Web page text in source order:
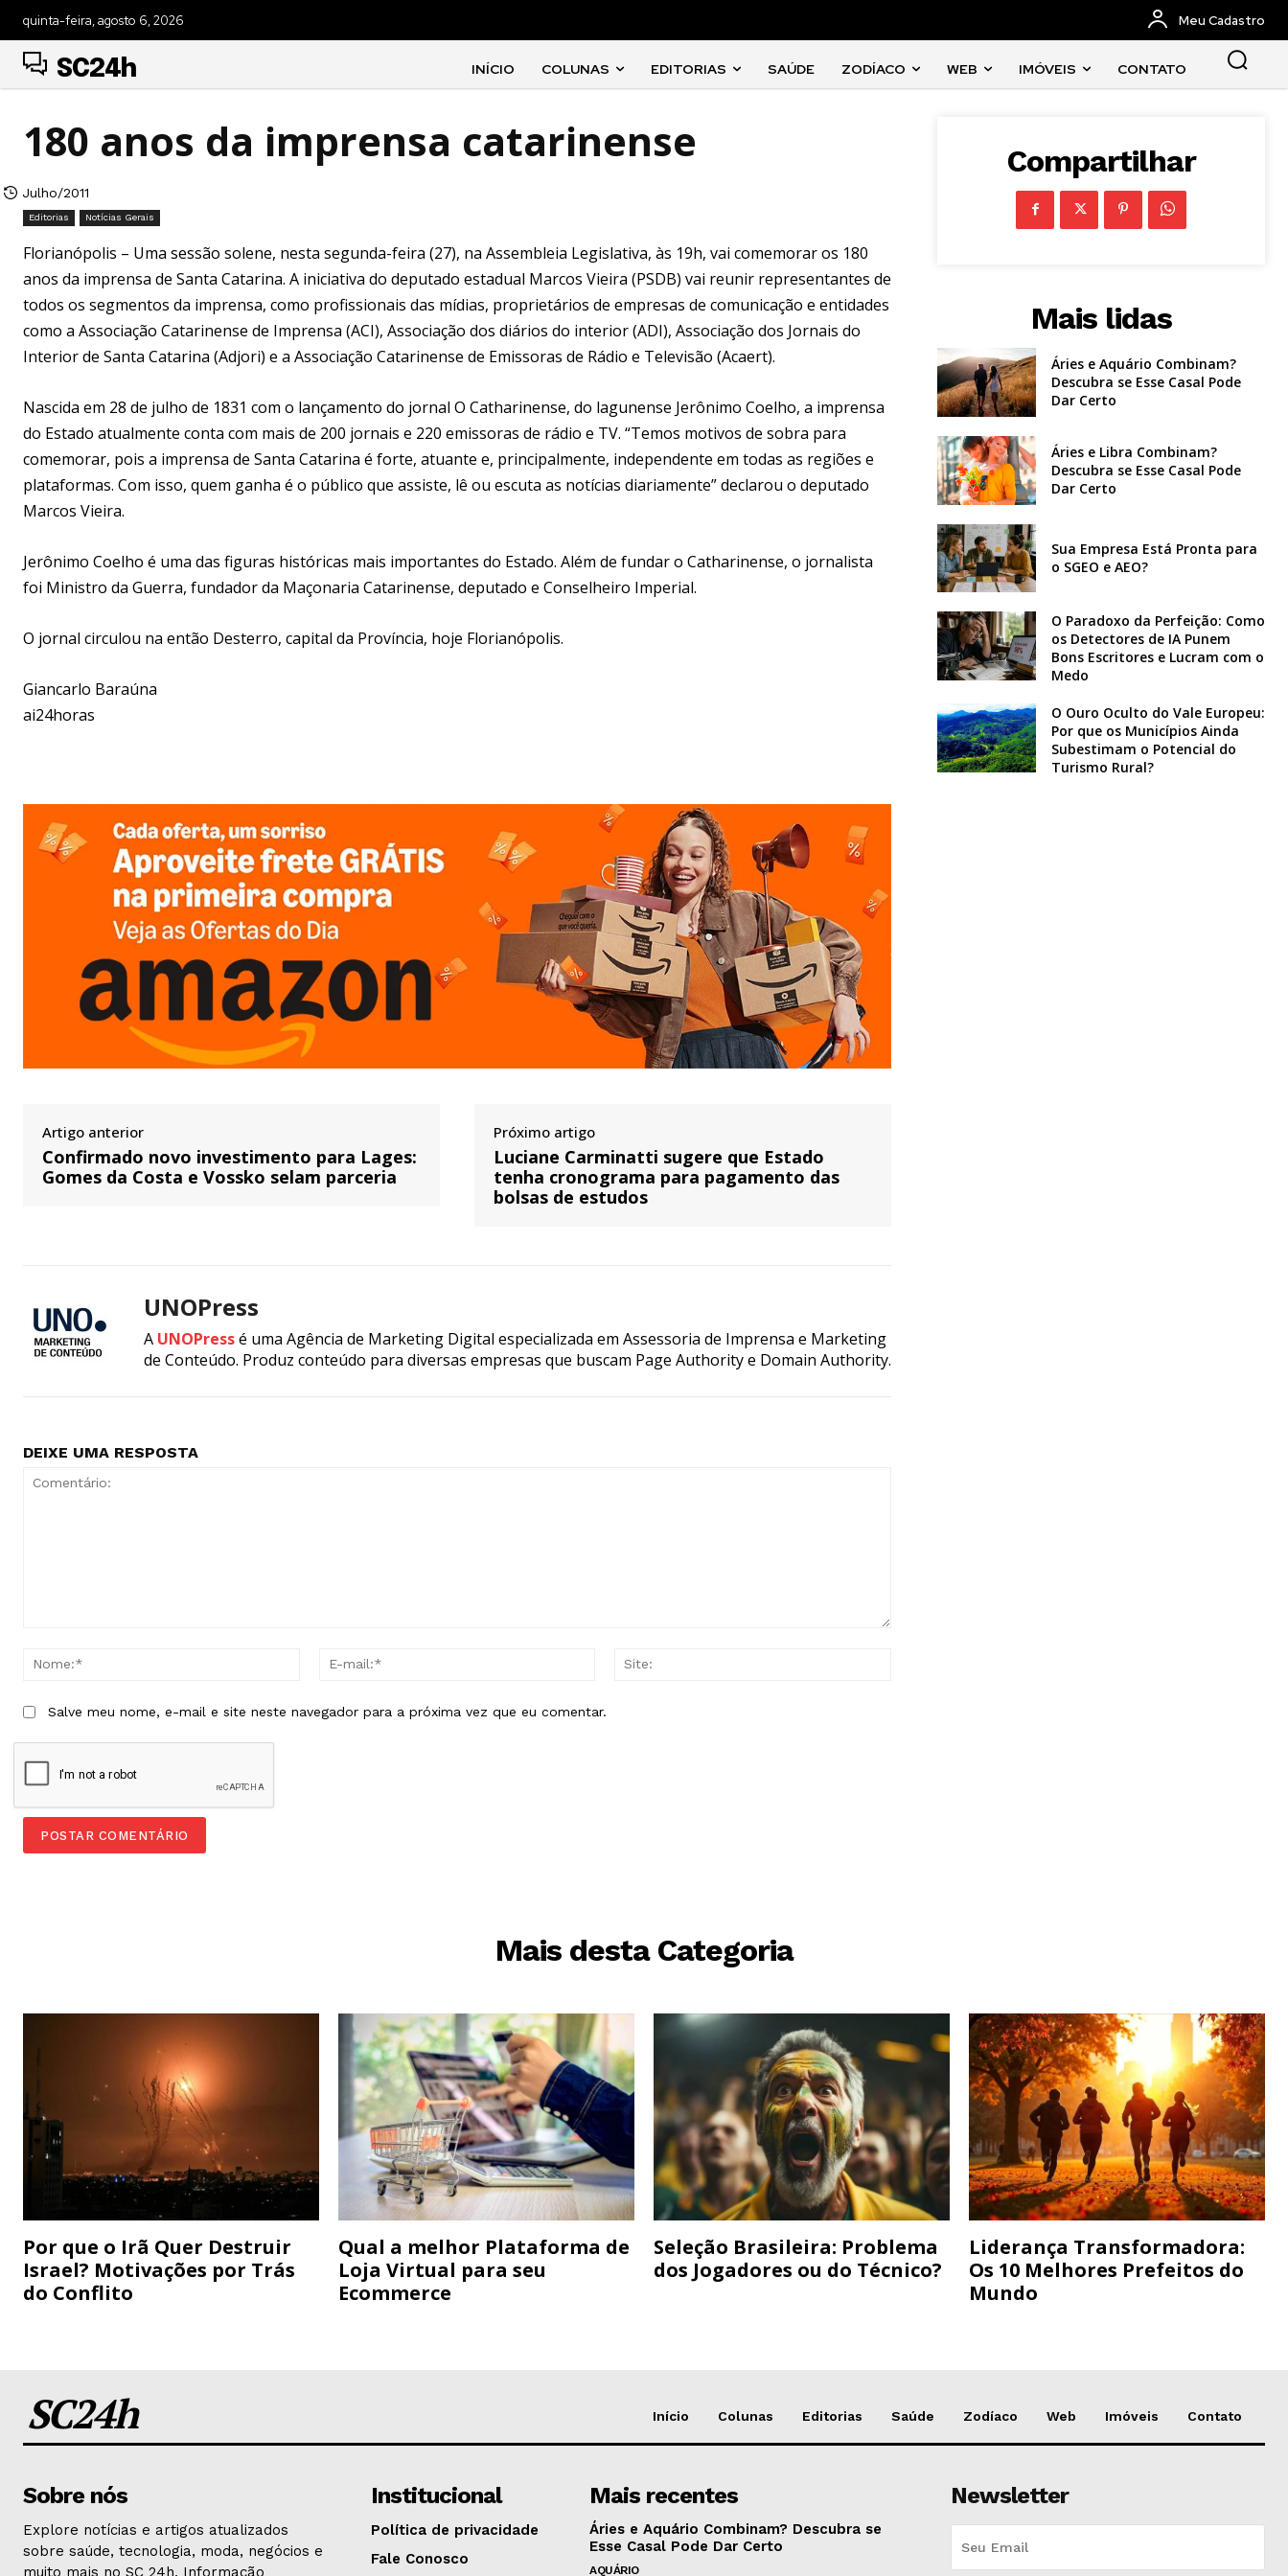
quinta-feira, agosto 6, 2026 Meu Cadastro
SC24h INÍCIO COLUNAS EDITORIAS SAÚDE ZODÍACO WEB IMÓVEIS CONTATO
180 anos da imprensa catarinense
Julho/2011
Editorias Notícias Gerais
Florianópolis – Uma sessão solene, nesta segunda-feira (27), na Assembleia Legislativa, às 19h, vai comemorar os 180
anos da imprensa de Santa Catarina. A iniciativa do deputado estadual Marcos Vieira (PSDB) vai reunir representantes de
todos os segmentos da imprensa, como profissionais das mídias, proprietários de empresas de comunicação e entidades
como a Associação Catarinense de Imprensa (ACI), Associação dos diários do interior (ADI), Associação dos Jornais do
Interior de Santa Catarina (Adjori) e a Associação Catarinense de Emissoras de Rádio e Televisão (Acaert).
Nascida em 28 de julho de 1831 com o lançamento do jornal O Catharinense, do lagunense Jerônimo Coelho, a imprensa
do Estado atualmente conta com mais de 200 jornais e 220 emissoras de rádio e TV. “Temos motivos de sobra para
comemorar, pois a imprensa de Santa Catarina é forte, atuante e, principalmente, independente em todas as regiões e
plataformas. Com isso, quem ganha é o público que assiste, lê ou escuta as notícias diariamente” declarou o deputado
Marcos Vieira.
Jerônimo Coelho é uma das figuras históricas mais importantes do Estado. Além de fundar o Catharinense, o jornalista
foi Ministro da Guerra, fundador da Maçonaria Catarinense, deputado e Conselheiro Imperial.
O jornal circulou na então Desterro, capital da Província, hoje Florianópolis.
Giancarlo Baraúna
ai24horas
Artigo anterior
Confirmado novo investimento para Lages:
Gomes da Costa e Vossko selam parceria
Próximo artigo
Luciane Carminatti sugere que Estado
tenha cronograma para pagamento das
bolsas de estudos
UNOPress
A UNOPressé uma Agência de Marketing Digital especializada em Assessoria de Imprensa e Marketing
de Conteúdo. Produz conteúdo para diversas empresas que buscam Page Authority e Domain Authority.
DEIXE UMA RESPOSTA
Nome:*
Salve meu nome, e-mail e site neste navegador para a próxima vez que eu comentar.
Compartilhar
Mais lidas
Áries e Aquário Combinam?
Descubra se Esse Casal Pode
Dar Certo
Áries e Libra Combinam?
Descubra se Esse Casal Pode
Dar Certo
Sua Empresa Está Pronta para
o SGEO e AEO?
O Paradoxo da Perfeição: Como
os Detectores de IA Punem
Bons Escritores e Lucram com o
Medo
O Ouro Oculto do Vale Europeu:
Por que os Municípios Ainda
Subestimam o Potencial do
Turismo Rural?
Mais desta Categoria
Por que o Irã Quer Destruir
Israel? Motivações por Trás
do Conflito
Qual a melhor Plataforma de
Loja Virtual para seu
Ecommerce
Seleção Brasileira: Problema
dos Jogadores ou do Técnico?
Liderança Transformadora:
Os 10 Melhores Prefeitos do
Mundo
SC24h Início Colunas Editorias Saúde Zodíaco Web Imóveis Contato
Sobre nós
Explore notícias e artigos atualizados
sobre saúde, tecnologia, moda, negócios e
muito mais no SC 24h. Informação
Institucional
Política de privacidade
Fale Conosco
Mais recentes
Áries e Aquário Combinam? Descubra se
Esse Casal Pode Dar Certo
AQUÁRIO
Newsletter